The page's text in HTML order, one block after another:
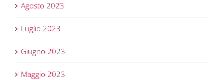
Agosto 2023
Luglio 2023
Giugno 2023
Maggio 2023